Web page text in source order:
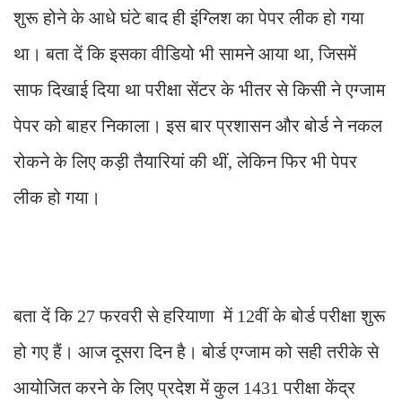
शुरू होने के आधे घंटे बाद ही इंग्लिश का पेपर लीक हो गया
था। बता दें कि इसका वीडियो भी सामने आया था, जिसमें
साफ दिखाई दिया था परीक्षा सेंटर के भीतर से किसी ने एग्जाम
पेपर को बाहर निकाला। इस बार प्रशासन और बोर्ड ने नकल
रोकने के लिए कड़ी तैयारियां की थीं, लेकिन फिर भी पेपर
लीक हो गया।
बता दें कि 27 फरवरी से हरियाणा में 12वीं के बोर्ड परीक्षा शुरू
हो गए हैं। आज दूसरा दिन है। बोर्ड एग्जाम को सही तरीके से
आयोजित करने के लिए प्रदेश में कुल 1431 परीक्षा केंद्र